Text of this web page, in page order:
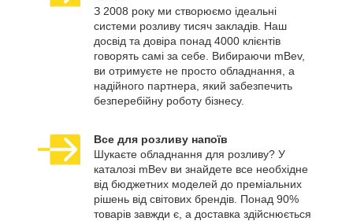
З 2008 року ми створюємо ідеальні
системи розливу тисяч закладів. Наш
досвід та довіра понад 4000 клієнтів
говорять самі за себе. Вибираючи mBev,
ви отримуєте не просто обладнання, а
надійного партнера, який забезпечить
безперебійну роботу бізнесу.
Все для розливу напоїв
Шукаєте обладнання для розливу? У
каталозі mBev ви знайдете все необхідне
від бюджетних моделей до преміальних
рішень від світових брендів. Понад 90%
товарів завжди є, а доставка здійснюється